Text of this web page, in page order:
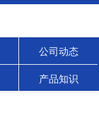
公司动态
产品知识